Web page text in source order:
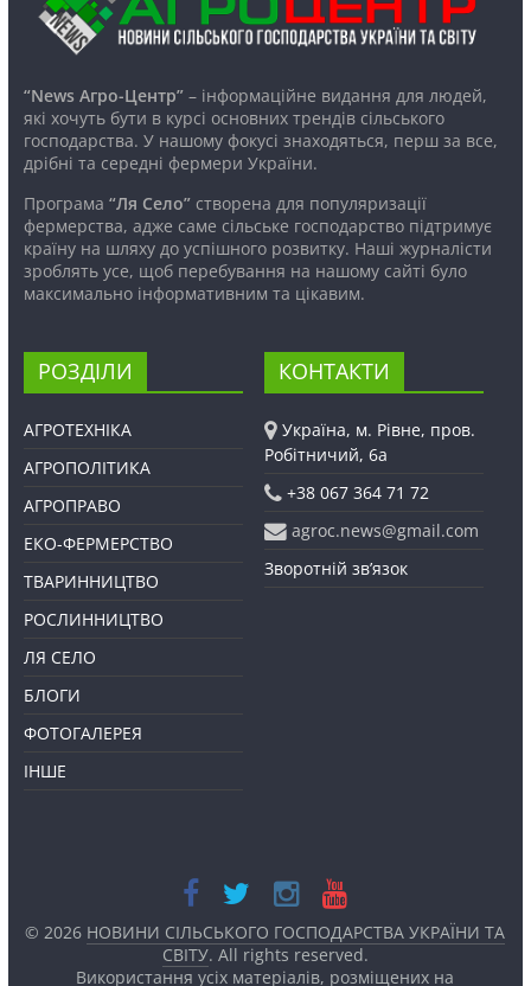
“News Агро-Центр”– інформаційне видання для людей,
які хочуть бути в курсі основних трендів сільського
господарства. У нашому фокусі знаходяться, перш за все,
дрібні та середні фермери України.
Програма “Ля Село”створена для популяризації
фермерства, адже саме сільське господарство підтримує
країну на шляху до успішного розвитку. Наші журналісти
зроблять усе, щоб перебування на нашому сайті було
максимально інформативним та цікавим.
РОЗДІЛИ
АГРОТЕХНІКА
АГРОПОЛІТИКА
АГРОПРАВО
ЕКО-ФЕРМЕРСТВО
ТВАРИННИЦТВО
РОСЛИННИЦТВО
ЛЯ СЕЛО
БЛОГИ
ФОТОГАЛЕРЕЯ
ІНШЕ
КОНТАКТИ
Україна, м. Рівне, пров.
Робітничий, 6а
+38 067 364 71 72
agroc.news@gmail.com
Зворотній зв’язок
© 2026 НОВИНИ СІЛЬСЬКОГО ГОСПОДАРСТВА УКРАЇНИ ТА
СВІТУ. All rights reserved.
Використання усіх матеріалів, розміщених на